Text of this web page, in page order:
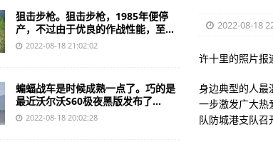
“弩炮”听着是不是觉得特别帅？(组图)
他并不是来自这个世界，确切的说，重生到了过去还救了一位富家
张垣印记1957年炮兵指挥学院曾是炮兵最高学府
国防科工委：未来15年内应当忘掉航母告别航母(图)
二战中的阿登战役：歼灭美军第83步兵师121团
2022-08-18
许十里的照片报
身边典型的人最
一步激发广大热
队防城港支队召
狙击步枪。狙击步枪，1985年便停
产，不过由于优良的作战性能，至...
2022-08-18 21:02:02
蝙蝠战车是时候成熟一点了。巧的是
最近沃尔沃S60极夜黑版发布了...
2022-08-18 20:02:28